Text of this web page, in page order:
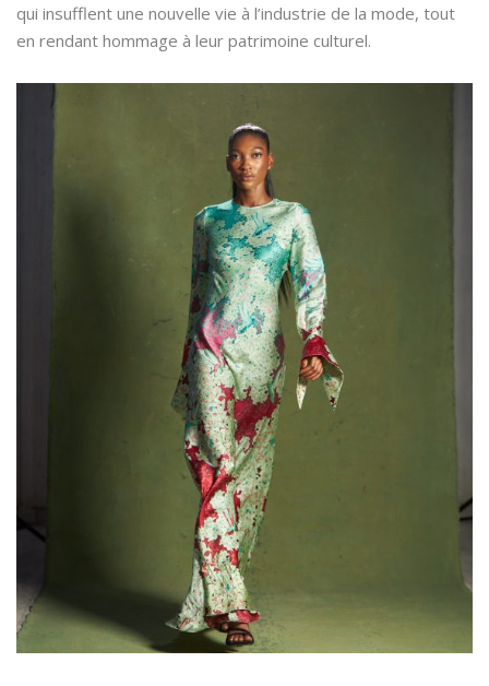
CONTINUE READING
qui insufflent une nouvelle vie à l’industrie de la mode, tout
en rendant hommage à leur patrimoine culturel.